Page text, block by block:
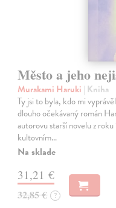
Město a jeho
Murakami Haruki | Kniha
Ty jsi to byla, kdo mi
dlouho očekávaný román
autorovu starší novelu z
kultovním…
Na sklade
31,21 €
32,85 € ?